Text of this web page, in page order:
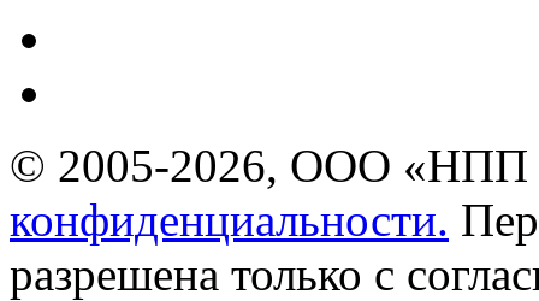
© 2005-2026, ООО «НПП
конфиденциальности.
разрешена только с